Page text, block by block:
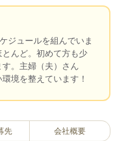
ジュールを組んでいま
んど。初めて方も少
。主婦（夫）さん
境を整えています！
先 会社概要